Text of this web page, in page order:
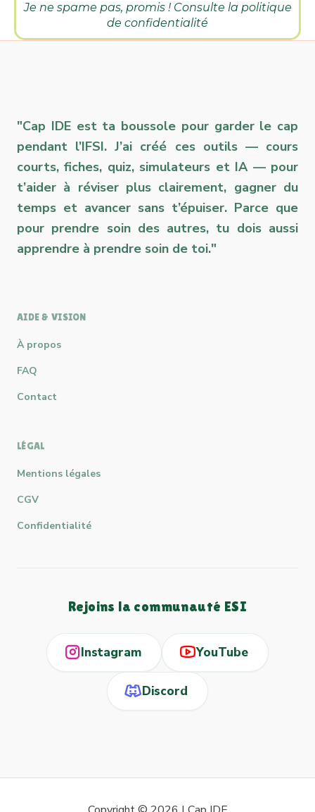
Je ne spame pas, promis ! Consulte la politique
de confidentialité
"Cap IDE est ta boussole pour garder le cap
pendant l’IFSI. J’ai créé ces outils — cours
courts, fiches, quiz, simulateurs et IA — pour
t’aider à réviser plus clairement, gagner du
temps et avancer sans t’épuiser. Parce que
pour prendre soin des autres, tu dois aussi
apprendre à prendre soin de toi."
AIDE & VISION
À propos
FAQ
Contact
LÉGAL
Mentions légales
CGV
Confidentialité
Rejoins la communauté ESI
Instagram YouTube
Discord